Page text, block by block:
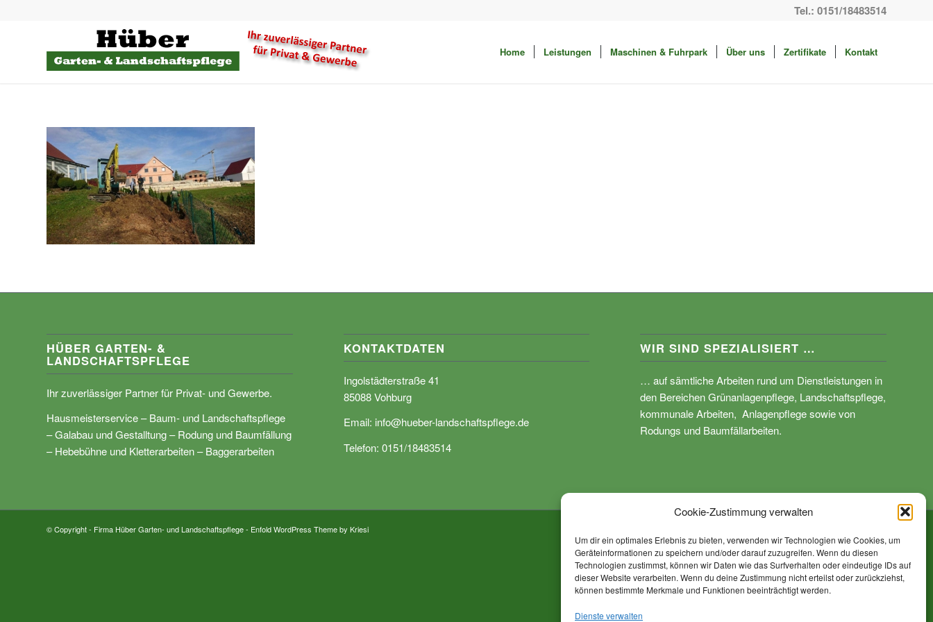
Cookie-Zustimmung verwalten
Um dir ein optimales Erlebnis zu bieten, verwenden wir Technologien wie Cookies, um
Geräteinformationen zu speichern und/oder darauf zuzugreifen. Wenn du diesen
Technologien zustimmst, können wir Daten wie das Surfverhalten oder eindeutige IDs auf
dieser Website verarbeiten. Wenn du deine Zustimmung nicht erteilst oder zurückziehst,
können bestimmte Merkmale und Funktionen beeinträchtigt werden.
Dienste verwalten
Tel.: 0151/18483514
Home Leistungen Maschinen & Fuhrpark Über uns Zertifikate Kontakt
HÜBER GARTEN- &
LANDSCHAFTSPFLEGE
Ihr zuverlässiger Partner für Privat- und Gewerbe.
Hausmeisterservice – Baum- und Landschaftspflege
– Galabau und Gestalltung – Rodung und Baumfällung
– Hebebühne und Kletterarbeiten – Baggerarbeiten
KONTAKTDATEN
Ingolstädterstraße 41
85088 Vohburg
Email: info@hueber-landschaftspflege.de
Telefon: 0151/18483514
WIR SIND SPEZIALISIERT …
… auf sämtliche Arbeiten rund um Dienstleistungen in
den Bereichen Grünanlagenpflege, Landschaftspflege,
kommunale Arbeiten, Anlagenpflege sowie von
Rodungs und Baumfällarbeiten.
© Copyright - Firma Hüber Garten- und Landschaftspflege - Enfold WordPress Theme by Kriesi